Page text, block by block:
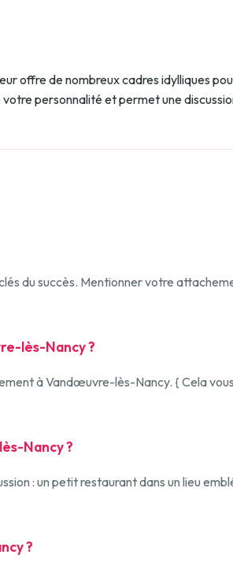
offre de nombreux cadres idylliques
personnalité et permet une
du succès. Mentionner votre
lès-Nancy ?
à Vandœuvre-lès-Nancy. { Cela
Nancy ?
: un petit restaurant dans un lieu
?